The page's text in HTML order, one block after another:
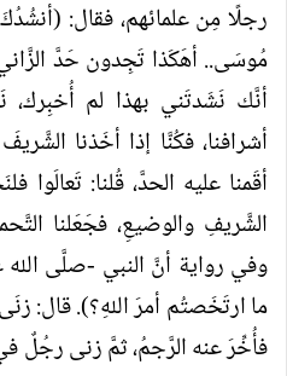
رجلًا مِن علمائهم، فقال: (أنشُدُكَ
مُوسَى.. أهَكَذا تَجِدون حَدَّ
أنَّك نَشَدتَني بهذا لم أُخبِرك،
أشرافنا، فكُنَّا إذا أخَذنا
أقَمنا عليه الحدَّ، قُلنا:
الشَّريفِ والوضيعِ، فجَعَلنا
وفي رواية أنَّ النبي -صلَّى
ما ارتَخَصتُم أمرَ اللهِ؟). قال:
فأُخِّرَ عنه الرَّجمُ، ثمَّ زنى رجُلٌ